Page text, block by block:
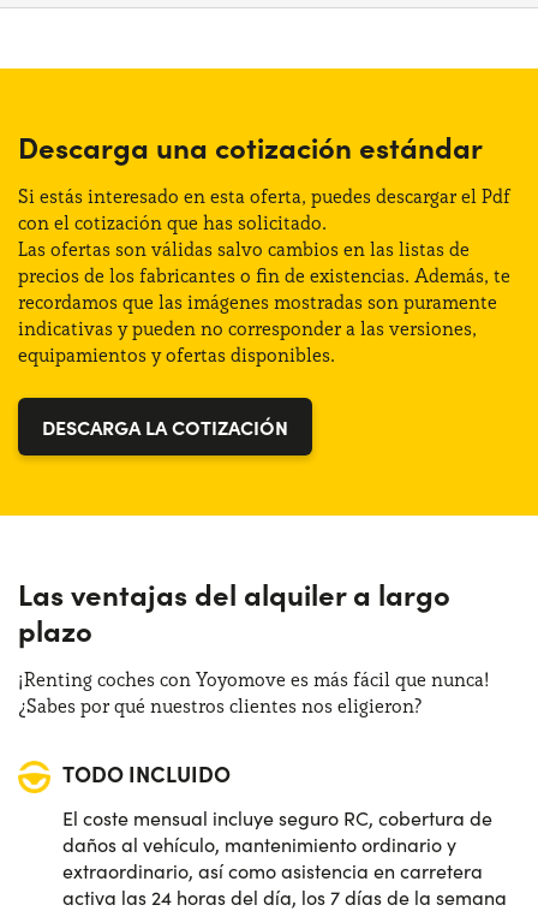
Tracción:Anterior
Plazas de estacionamiento:5
Potencia:147 CV
Distintivo:C
Maletero (max):1305 lt
Maletero (min):500 lt
Descarga una cotización estándar
Si estás interesado en esta oferta, puedes descargar el Pdf
con el cotización que has solicitado.
Las ofertas son válidas salvo cambios en las listas de
precios de los fabricantes o fin de existencias. Además, te
recordamos que las imágenes mostradas son puramente
indicativas y pueden no corresponder a las versiones,
equipamientos y ofertas disponibles.
DESCARGA LA COTIZACIÓN
Las ventajas del alquiler a largo
plazo
¡Renting coches con Yoyomove es más fácil que nunca!
¿Sabes por qué nuestros clientes nos eligieron?
TODO INCLUIDO
El coste mensual incluye seguro RC, cobertura de
daños al vehículo, mantenimiento ordinario y
extraordinario, así como asistencia en carretera
activa las 24 horas del día, los 7 días de la semana